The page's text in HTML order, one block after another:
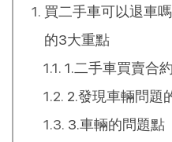
買二手車可以退車
的3大重點
1.二手車買賣合
2.發現車輛問題
3.車輛的問題點